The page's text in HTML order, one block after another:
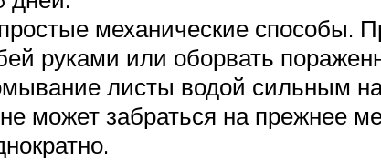
механические способы.
руками или оборвать
листы водой сильным
может забраться на прежнее